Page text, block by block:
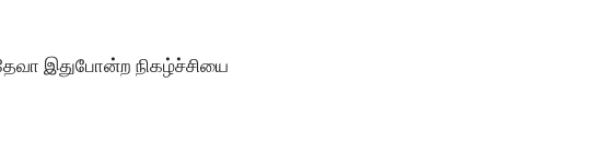
இதுபோன்ற நிகழ்ச்சியை